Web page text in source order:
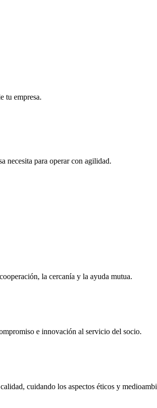
tu empresa.
necesita para operar con agilidad.
la cercanía y la ayuda mutua.
e innovación al servicio del socio.
cuidando los aspectos éticos y